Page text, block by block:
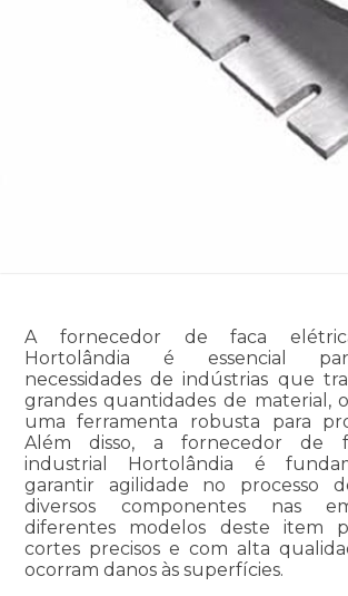
A fornecedor de faca
Hortolândia é essencial
necessidades de indústrias que
grandes quantidades de material,
uma ferramenta robusta para
Além disso, a fornecedor de
industrial Hortolândia é
garantir agilidade no processo
diversos componentes nas
diferentes modelos deste item
cortes precisos e com alta
ocorram danos às superfícies.